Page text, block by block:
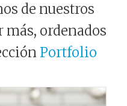
de nuestros
más, ordenados
Portfolio